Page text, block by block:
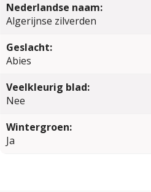
Nederlandse naam:
Algerijnse zilverden
Geslacht:
Abies
Veelkleurig blad:
Nee
Wintergroen:
Ja